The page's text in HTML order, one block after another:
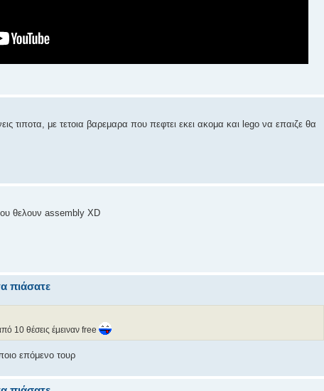
τιποτα, με τετοια βαρεμαρα που πεφτει εκει ακομα και lego να επαιζε θα
θελουν assembly XD
πιάσατε
10 θέσεις έμειναν free
επόμενο τουρ